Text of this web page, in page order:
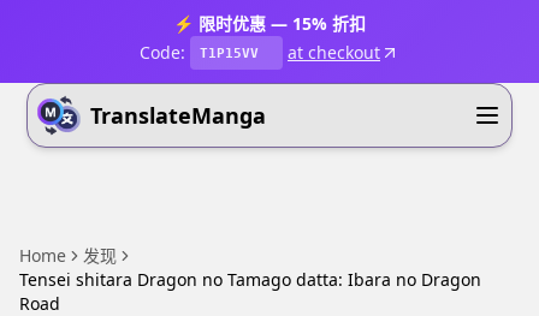
⚡ 限时优惠 — 15% 折扣
Code:
T1P15VV at checkout
TranslateManga
Home
发现
Tensei shitara Dragon no Tamago datta: Ibara no Dragon
Road